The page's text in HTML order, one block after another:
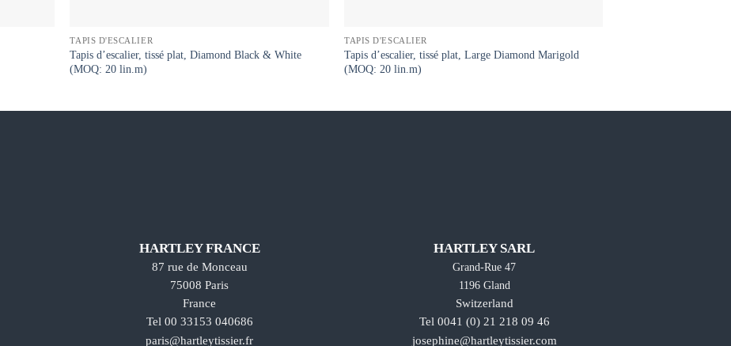
TAPIS D'ESCALIER
Tapis d’escalier, tissé plat, Diamond Black & White
(MOQ: 20 lin.m)
TAPIS D'ESCALIER
Tapis d’escalier, tissé plat, Large Diamond Marigold
(MOQ: 20 lin.m)
HARTLEY FRANCE
87 rue de Monceau
75008 Paris
France
Tel 00 33153 040686
paris@hartleytissier.fr
HARTLEY SARL
Grand-Rue 47
1196 Gland
Switzerland
Tel 0041 (0) 21 218 09 46
josephine@hartleytissier.com